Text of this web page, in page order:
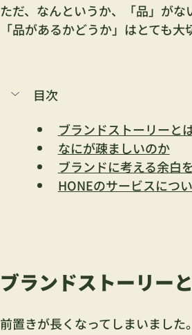
ただ、なんというか、「品」がな
「品があるかどうか」はとても
目次
ブランドストーリーと
なにが疎ましいのか
ブランドに考える余白
HONEのサービスにつ
ブランドストーリー
前置きが長くなってしまいました。